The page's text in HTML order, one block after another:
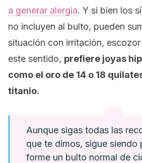
a generar alergia. Y si bien los
no incluyen al bulto, pueden
situación con irritación,
este sentido, prefiere joyas
como el oro de 14 o 18
titanio.
Aunque sigas todas las
que te dimos, sigue siendo
forme un bulto normal de